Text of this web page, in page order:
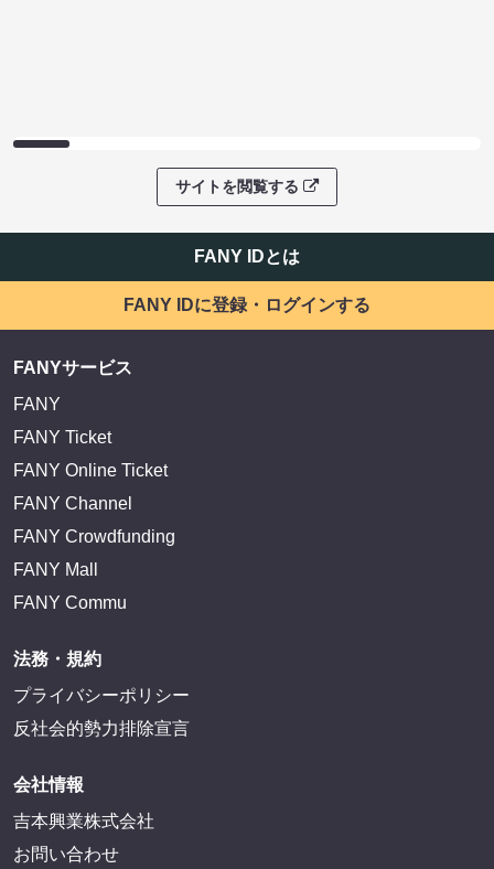
サイトを閲覧する
FANY IDとは
FANY IDに登録・ログインする
FANYサービス
FANY
FANY Ticket
FANY Online Ticket
FANY Channel
FANY Crowdfunding
FANY Mall
FANY Commu
法務・規約
プライバシーポリシー
反社会的勢力排除宣言
会社情報
吉本興業株式会社
お問い合わせ